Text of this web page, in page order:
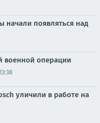
начали появляться над
военной операции
уличили в работе на